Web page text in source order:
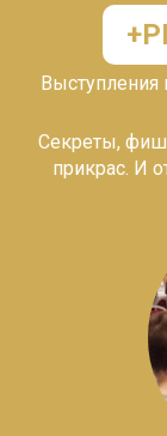
+
Секреты,
прикрас. И